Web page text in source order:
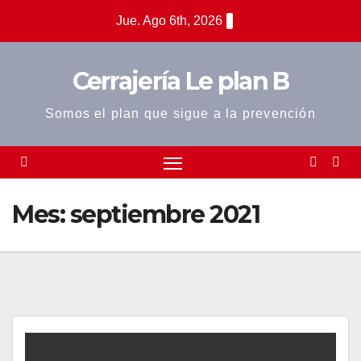
Jue. Ago 6th, 2026
Cerrajería Le plan B
Somos el plan que sigue a la prevención
Mes:septiembre 2021